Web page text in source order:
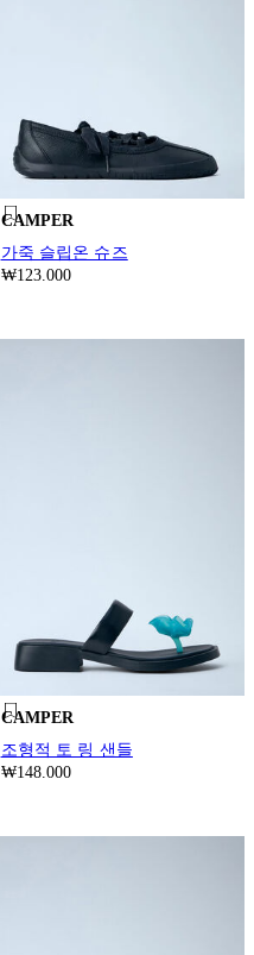
CAMPER
가죽 슬립온 슈즈
₩123.000
CAMPER
조형적 토 링 샌들
₩148.000